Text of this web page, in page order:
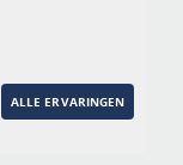
ALLE ERVARINGEN